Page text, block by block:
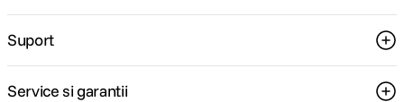
Suport
Service si garantii